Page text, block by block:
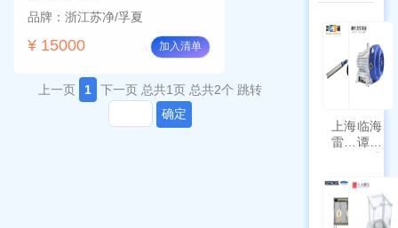
品牌：浙江苏净/孚夏
¥ 15000 加入清单
上一页 1 下一页 总共1页 总共2个 跳转
确定
上海
雷磁
符合
新国
标带
临海
谭氏
干式
泵
SPL-
10